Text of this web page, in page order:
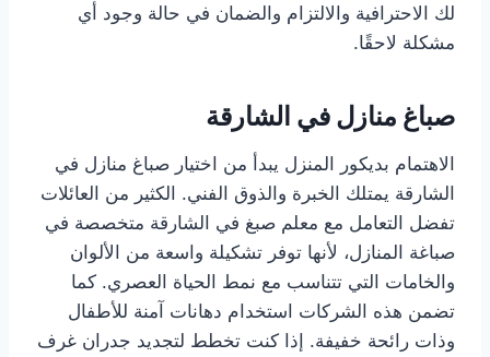
لك الاحترافية والالتزام والضمان في حالة وجود أي
مشكلة لاحقًا.
صباغ منازل في الشارقة
الاهتمام بديكور المنزل يبدأ من اختيار صباغ منازل في
الشارقة يمتلك الخبرة والذوق الفني. الكثير من العائلات
تفضل التعامل مع معلم صبغ في الشارقة متخصصة في
صباغة المنازل، لأنها توفر تشكيلة واسعة من الألوان
والخامات التي تتناسب مع نمط الحياة العصري. كما
تضمن هذه الشركات استخدام دهانات آمنة للأطفال
وذات رائحة خفيفة. إذا كنت تخطط لتجديد جدران غرف